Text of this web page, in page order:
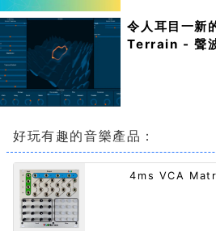
令人耳目一新
Terrain - 聲
好玩有趣的音樂產品：
4ms VCA